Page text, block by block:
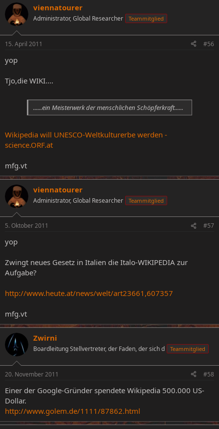
viennatourer
Administrator, Global Researcher Teammitglied
15. April 2011 #56
yop
Tjo,die WIKI....
......ein Meisterwerk der menschlichen Schöpferkraft......
Wikipedia will UNESCO-Weltkulturerbe werden -
science.ORF.at
mfg.vt
viennatourer
Administrator, Global Researcher Teammitglied
5. Oktober 2011 #57
yop
Zwingt neues Gesetz in Italien die Italo-WIKIPEDIA zur
Aufgabe?
http://www.heute.at/news/welt/art23661,607357
mfg.vt
Zwirni
Boardleitung Stellvertreter, der Faden, der sich d Teammitglied
20. November 2011 #58
Einer der Google-Gründer spendete Wikipedia 500.000 US-
Dollar.
http://www.golem.de/1111/87862.html